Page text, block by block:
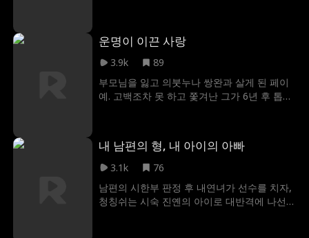
관에 맞서게 된다.
운명이 이끈 사랑
3.9k
89
부모님을 잃고 의붓누나 쌍완과 살게 된 페이
예. 고백조차 못 하고 쫓겨난 그가 6년 후 톱스
내 남편의 형, 내 아이의 아빠
3.1k
76
남편의 시한부 판정 후 내연녀가 선수를 치자,
청칭쉬는 시숙 진옌의 아이로 대반격에 나선